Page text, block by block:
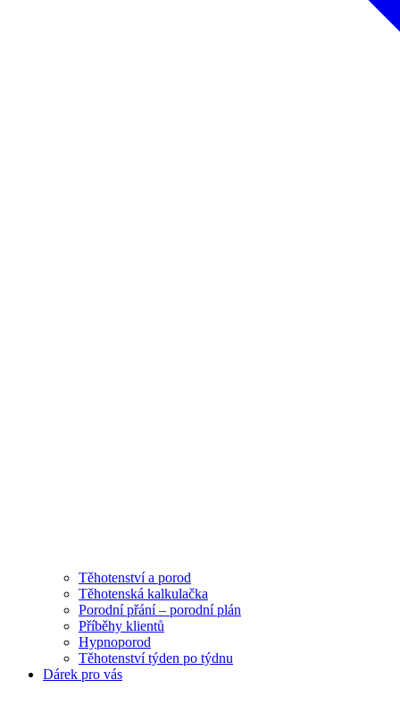
Těhotenství a porod
Těhotenská kalkulačka
Porodní přání – porodní plán
Příběhy klientů
Hypnoporod
Těhotenství týden po týdnu
Dárek pro vás